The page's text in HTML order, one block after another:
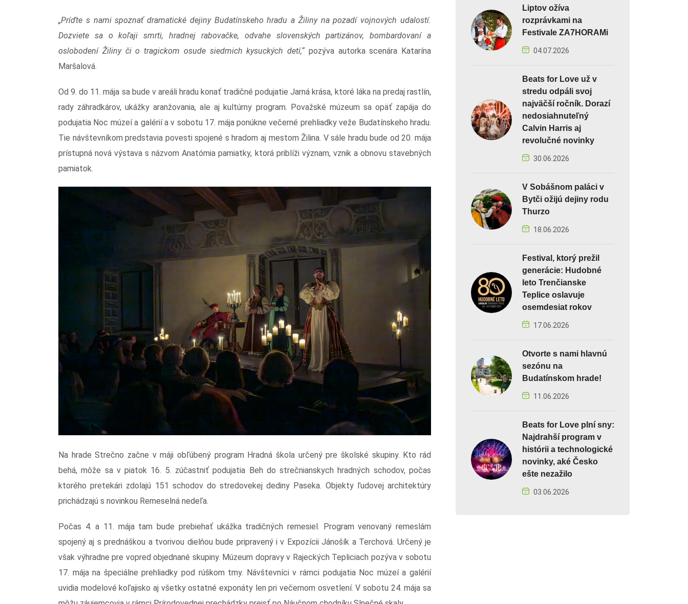
„Príďte s nami spoznať dramatické dejiny Budatínskeho hradu a Žiliny na pozadí vojnových udalostí.
Dozviete sa o koľaji smrti, hradnej rabovačke, odvahe slovenských partizánov, bombardovaní a
oslobodení Žiliny či o tragickom osude siedmich kysuckých detí,“ pozýva autorka scenára Katarína
Maršalová.
Od 9. do 11. mája sa bude v areáli hradu konať tradičné podujatie Jarná krása, ktoré láka na predaj rastlín,
rady záhradkárov, ukážky aranžovania, ale aj kultúrny program. Považské múzeum sa opäť zapája do
podujatia Noc múzeí a galérií a v sobotu 17. mája ponúkne večerné prehliadky veže Budatínskeho hradu.
Tie návštevníkom predstavia povesti spojené s hradom aj mestom Žilina. V sále hradu bude od 20. mája
prístupná nová výstava s názvom Anatómia pamiatky, ktorá priblíži význam, vznik a obnovu stavebných
pamiatok.
Na hrade Strečno začne v máji obľúbený program Hradná škola určený pre školské skupiny. Kto rád
behá, môže sa v piatok 16. 5. zúčastniť podujatia Beh do strečnianskych hradných schodov, počas
ktorého pretekári zdolajú 151 schodov do stredovekej dediny Paseka. Objekty ľudovej architektúry
prichádzajú s novinkou Remeselná nedeľa.
Počas 4. a 11. mája tam bude prebiehať ukážka tradičných remesiel. Program venovaný remeslám
spojený aj s prednáškou a tvorivou dielňou bude pripravený i v Expozícii Jánošík a Terchová. Určený je
však výhradne pre vopred objednané skupiny. Múzeum dopravy v Rajeckých Tepliciach pozýva v sobotu
17. mája na špeciálne prehliadky pod rúškom tmy. Návštevníci v rámci podujatia Noc múzeí a galérií
uvidia modelové koľajisko aj všetky ostatné exponáty len pri večernom osvetlení. V sobotu 24. mája sa
Liptov ožíva
rozprávkami na
Festivale ZA7HORAMi
04.07.2026
Beats for Love už v
stredu odpáli svoj
najväčší ročník. Dorazí
nedosiahnuteľný
Calvin Harris aj
revolučné novinky
30.06.2026
V Sobášnom paláci v
Bytči ožijú dejiny rodu
Thurzo
18.06.2026
Festival, ktorý prežil
generácie: Hudobné
leto Trenčianske
Teplice oslavuje
osemdesiat rokov
17.06.2026
Otvorte s nami hlavnú
sezónu na
Budatínskom hrade!
11.06.2026
Beats for Love plní sny:
Najdrahší program v
histórii a technologické
novinky, aké Česko
ešte nezažilo
03.06.2026